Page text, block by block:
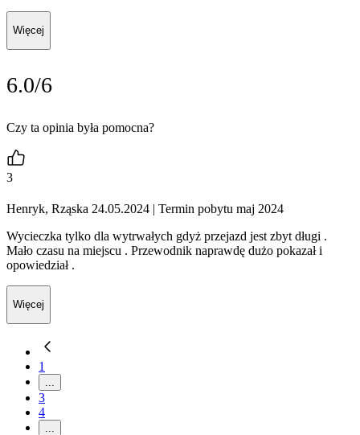
Więcej
6.0/6
Czy ta opinia była pomocna?
3
Henryk, Rząska 24.05.2024 | Termin pobytu maj 2024
Wycieczka tylko dla wytrwałych gdyż przejazd jest zbyt długi .
Mało czasu na miejscu . Przewodnik naprawdę dużo pokazał i
opowiedział .
Więcej
1
3
4